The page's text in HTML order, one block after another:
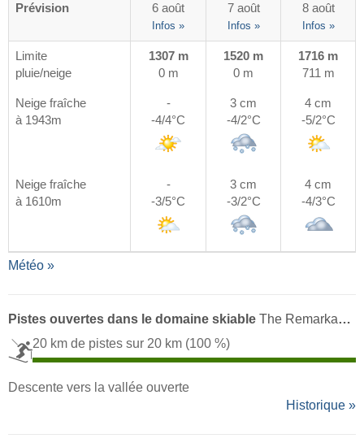
Prévision
6 août
Infos »
7 août
Infos »
8 août
Infos »
Limite
pluie/neige
1307 m
0 m
1520 m
0 m
1716 m
711 m
Neige fraîche
à 1943m
-
-4/4°C
3 cm
-4/2°C
4 cm
-5/2°C
Neige fraîche
à 1610m
-
-3/5°C
3 cm
-3/2°C
4 cm
-4/3°C
Météo »
Pistes ouvertes dans le domaine skiable The Remarkables
20 km de pistes sur 20 km (100 %)
Descente vers la vallée ouverte
Historique »